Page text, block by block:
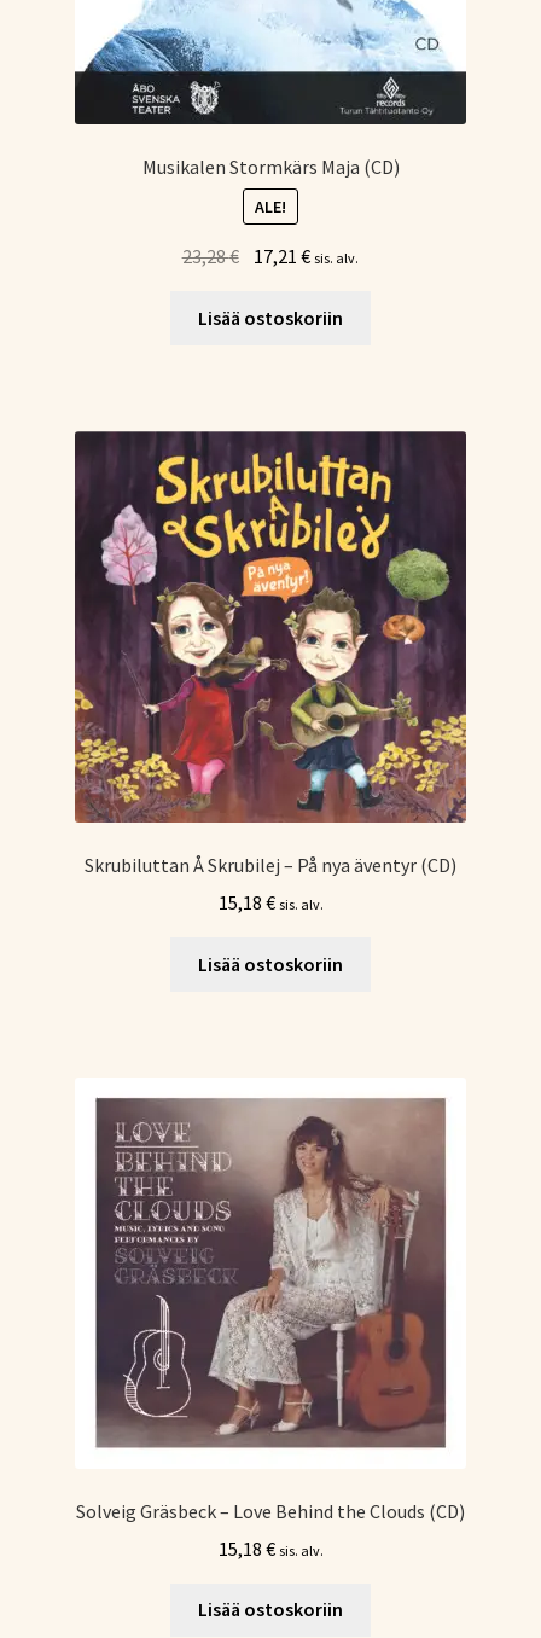
Musikalen Stormkärs Maja (CD)
ALE!
23,28€ Alkuperäinen
oli:
17,21€Nykyinen
on:
sis. alv.
Lisää ostoskoriin
Skrubiluttan Å Skrubilej – På nya äventyr (CD)
15,18 € sis. alv.
Lisää ostoskoriin
Solveig Gräsbeck – Love Behind the Clouds (CD)
15,18 € sis. alv.
Lisää ostoskoriin